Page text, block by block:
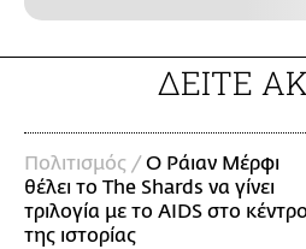
ΔΕΙΤΕ
Πολιτισμός / Ο Ράιαν Μέρφι
θέλει το The Shards να γίνει
τριλογία με το AIDS στο κέντρο
της ιστορίας